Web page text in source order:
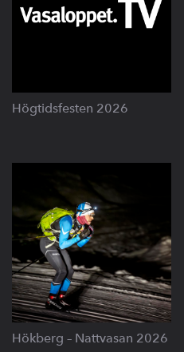
Högtidsfesten 2026
Hökberg – Nattvasan 2026